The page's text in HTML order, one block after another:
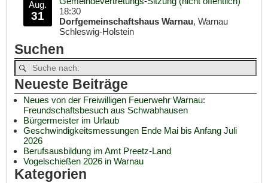
Aug.
31
18:30
Dorfgemeinschaftshaus Warnau, Warnau
Schleswig-Holstein
Suchen
Neueste Beiträge
Neues von der Freiwilligen Feuerwehr Warnau:
Freundschaftsbesuch aus Schwabhausen
Bürgermeister im Urlaub
Geschwindigkeitsmessungen Ende Mai bis Anfang Juli
2026
Berufsausbildung im Amt Preetz-Land
Vogelschießen 2026 in Warnau
Kategorien